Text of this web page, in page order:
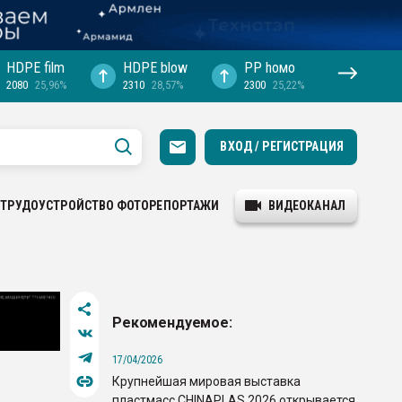
HDPE film
2080 25,96%
HDPE blow
2310 28,57%
PP hомо
2300 25,22%
ВХОД / РЕГИСТРАЦИЯ
ТРУДОУСТРОЙСТВО ФОТОРЕПОРТАЖИ ВИДЕОКАНАЛ
Рекомендуемое:
17/04/2026
Крупнейшая мировая выставка